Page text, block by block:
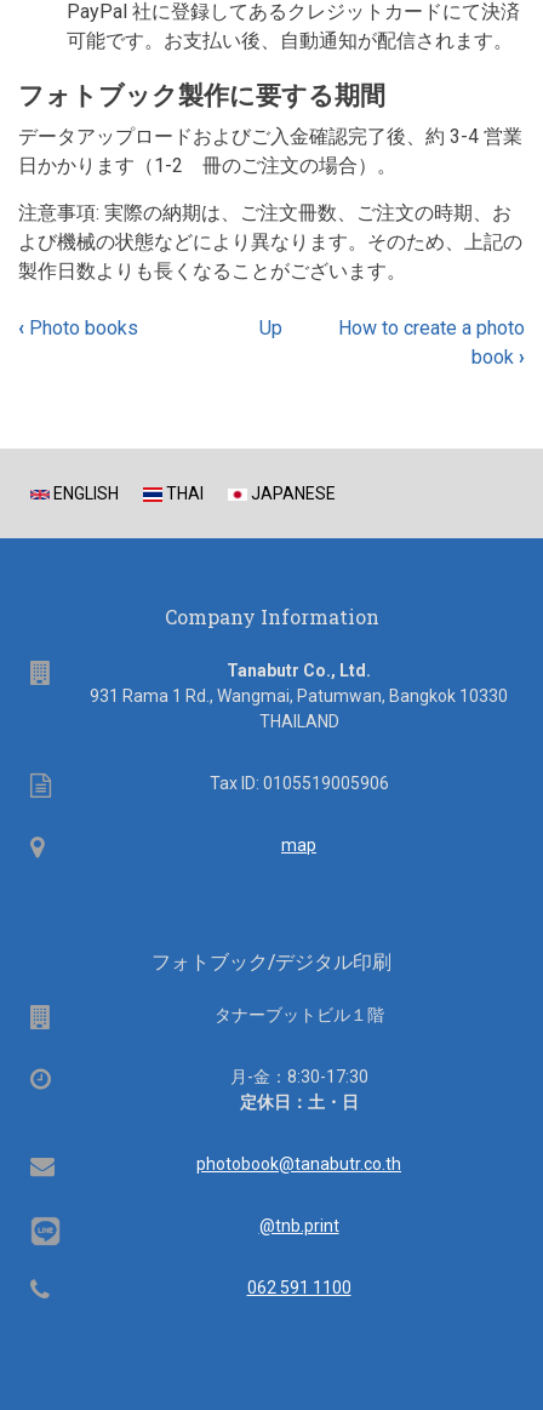
PayPal 社に登録してあるクレジットカードにて決済
可能です。お支払い後、自動通知が配信されます。
フォトブック製作に要する期間
データアップロードおよびご入金確認完了後、約 3-4 営業
日かかります（1-2 冊のご注文の場合）。
注意事項: 実際の納期は、ご注文冊数、ご注文の時期、お
よび機械の状態などにより異なります。そのため、上記の
製作日数よりも長くなることがございます。
Book
Photo
book
‹ Photo books Up
How to create a photo
book ›
ENGLISH THAI JAPANESE
Company Information
Tanabutr Co., Ltd.
931 Rama 1 Rd., Wangmai, Patumwan, Bangkok 10330
THAILAND
Tax
Tax ID: 0105519005906
Map map
フォトブック/デジタル印刷
タナーブットビル１階
営
月-金：8:30-17:30
定休日：土・日
Email photobook@tanabutr.co.th
@tnb.print
Telephone 062 591 1100